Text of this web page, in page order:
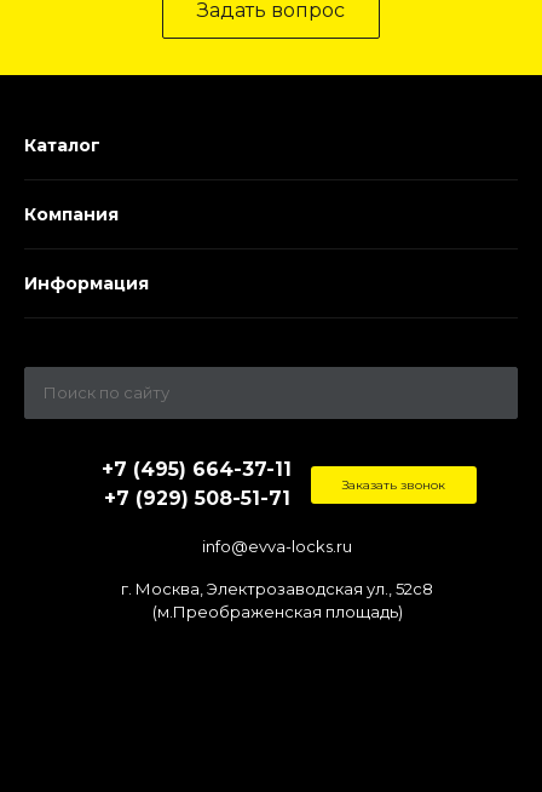
Задать вопрос
Каталог
Компания
Информация
info@evva-locks.ru
+7 (495) 664-37-11
+7 (929) 508-51-71
г. Москва, Электрозаводская ул., 52c8
(м.Преображенская площадь)
Заказать звонок